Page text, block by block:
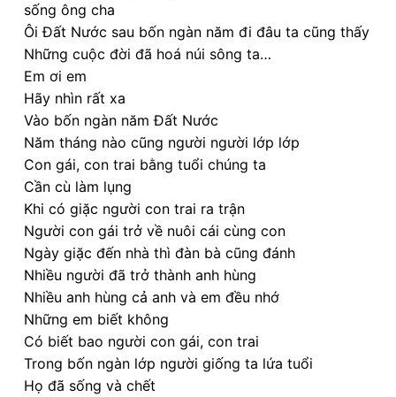
sống ông cha
Ôi Đất Nước sau bốn ngàn năm đi đâu ta cũng thấy
Những cuộc đời đã hoá núi sông ta…
Em ơi em
Hãy nhìn rất xa
Vào bốn ngàn năm Đất Nước
Năm tháng nào cũng người người lớp lớp
Con gái, con trai bằng tuổi chúng ta
Cần cù làm lụng
Khi có giặc người con trai ra trận
Người con gái trở về nuôi cái cùng con
Ngày giặc đến nhà thì đàn bà cũng đánh
Nhiều người đã trở thành anh hùng
Nhiều anh hùng cả anh và em đều nhớ
Những em biết không
Có biết bao người con gái, con trai
Trong bốn ngàn lớp người giống ta lứa tuổi
Họ đã sống và chết